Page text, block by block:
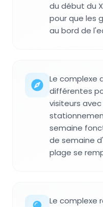
du début du
pour que les
au bord de
Le complexe
différentes
visiteurs
semaine
de semaine
plage se
Le complexe